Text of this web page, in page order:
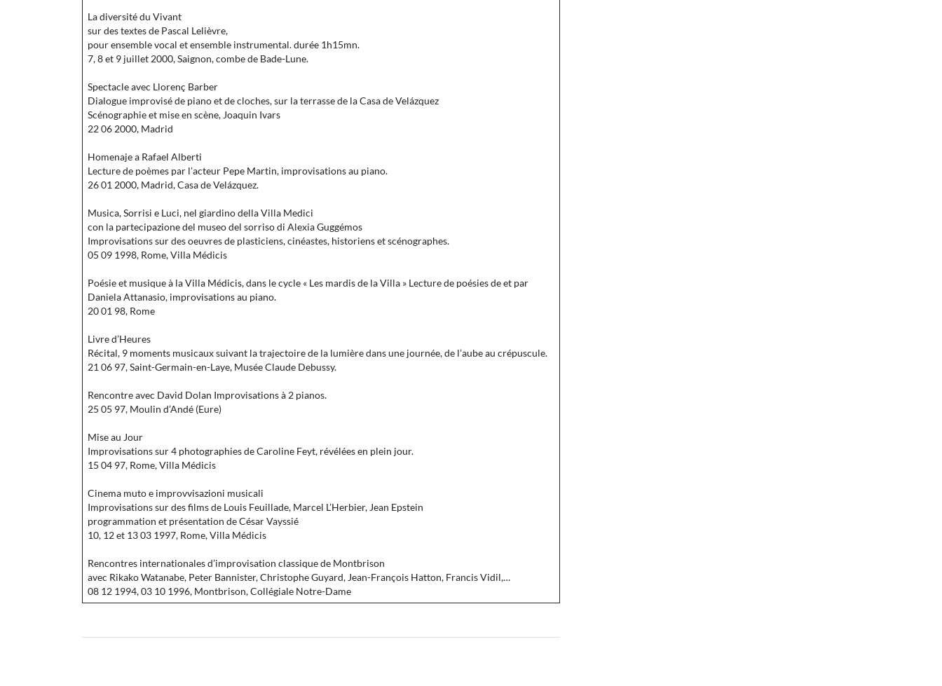
La diversité du Vivant
sur des textes de Pascal Lelièvre,
pour ensemble vocal et ensemble instrumental. durée 1h15mn.
7, 8 et 9 juillet 2000, Saignon, combe de Bade-Lune.
Spectacle avec Llorenç Barber
Dialogue improvisé de piano et de cloches, sur la terrasse de la Casa de Velázquez
Scénographie et mise en scène, Joaquin Ivars
22 06 2000, Madrid
Homenaje a Rafael Alberti
Lecture de poèmes par l’acteur Pepe Martin, improvisations au piano.
26 01 2000, Madrid, Casa de Velázquez.
Musica, Sorrisi e Luci, nel giardino della Villa Medici
con la partecipazione del museo del sorriso di Alexia Guggémos
Improvisations sur des oeuvres de plasticiens, cinéastes, historiens et scénographes.
05 09 1998, Rome, Villa Médicis
Poésie et musique à la Villa Médicis, dans le cycle « Les mardis de la Villa » Lecture de poésies de et par
Daniela Attanasio, improvisations au piano.
20 01 98, Rome
Livre d’Heures
Récital, 9 moments musicaux suivant la trajectoire de la lumière dans une journée, de l’aube au crépuscule.
21 06 97, Saint-Germain-en-Laye, Musée Claude Debussy.
Rencontre avec David Dolan Improvisations à 2 pianos.
25 05 97, Moulin d’Andé (Eure)
Mise au Jour
Improvisations sur 4 photographies de Caroline Feyt, révélées en plein jour.
15 04 97, Rome, Villa Médicis
Cinema muto e improvvisazioni musicali
Improvisations sur des films de Louis Feuillade, Marcel L’Herbier, Jean Epstein
programmation et présentation de César Vayssié
10, 12 et 13 03 1997, Rome, Villa Médicis
Rencontres internationales d’improvisation classique de Montbrison
avec Rikako Watanabe, Peter Bannister, Christophe Guyard, Jean-François Hatton, Francis Vidil,…
08 12 1994, 03 10 1996, Montbrison, Collégiale Notre-Dame